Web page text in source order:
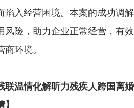
陷入经营困境。本案的成功调
风险，助力企业正常经营，有
环境。
温情化解听力残疾人跨国离